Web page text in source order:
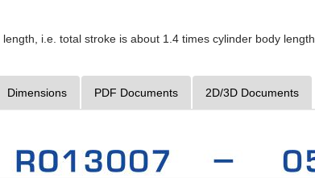
i.e. total stroke is about 1.4 times cylinder body length
Dimensions PDF Documents 2D/3D Documents